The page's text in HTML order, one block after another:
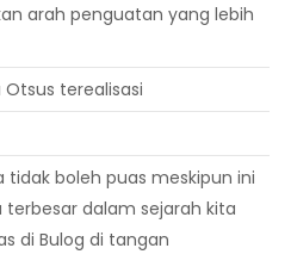
arah penguatan yang lebih
terealisasi
tidak boleh puas meskipun ini
dalam sejarah kita
di Bulog di tangan